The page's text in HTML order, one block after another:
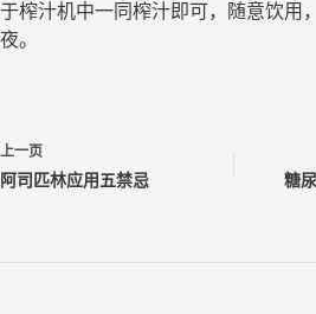
于榨汁机中一同榨汁即可，随意饮用
夜。
上一页
阿司匹林应用五禁忌 糖